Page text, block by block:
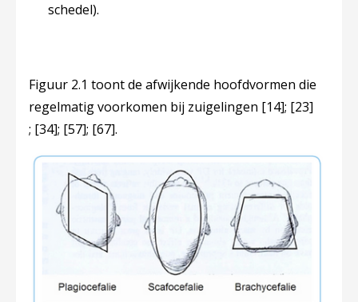
schedel).
Figuur 2.1 toont de afwijkende hoofdvormen die
regelmatig voorkomen bij zuigelingen [14]; [23]
; [34]; [57]; [67].